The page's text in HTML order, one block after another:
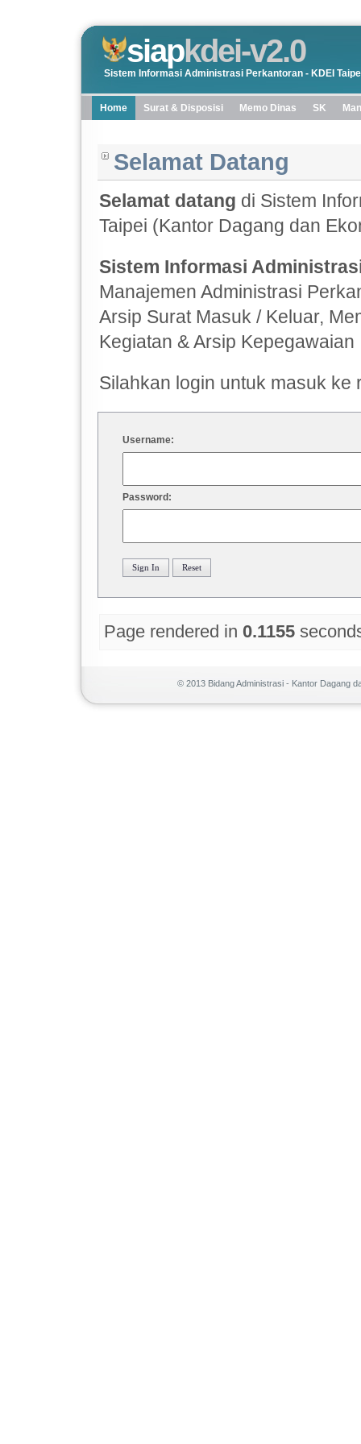
siapkdei-v2.0
Sistem Informasi Administrasi Perkantoran - KDEI
Home Surat & Disposisi Memo Dinas SK
Selamat Datang
Selamat datang di Sistem
Taipei (Kantor Dagang dan
Sistem Informasi
Manajemen Administrasi
Arsip Surat Masuk / Keluar,
Kegiatan & Arsip Kepegawaian
Silahkan login untuk masuk ke
Username:
Password:
Page rendered in 0.1155
© 2013 Bidang Administrasi - Kantor Dagang